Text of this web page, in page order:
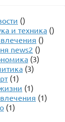
()
и техника ()
()
news2 ()
(3)
(3)
(1)
(1)
(1)
(1)